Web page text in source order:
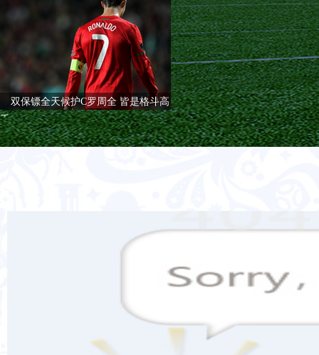
双保镖全天候护C罗周全 皆是格斗高
手
德国队公开训练 恢复状态回馈球迷